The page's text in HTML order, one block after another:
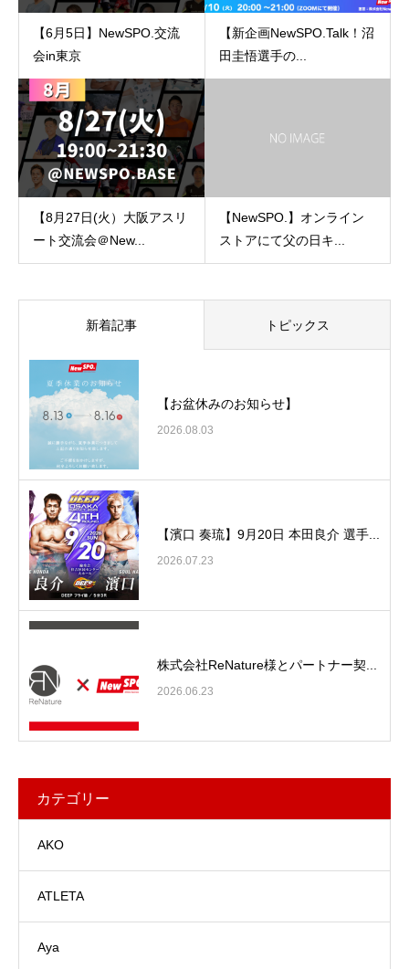
【6月5日】NewSPO.交流
会in東京
【新企画NewSPO.Talk！沼
田圭悟選手の...
【8月27日(火）大阪アスリ
ート交流会＠New...
【NewSPO.】オンライン
ストアにて父の日キ...
新着記事 トピックス
【お盆休みのお知らせ】
2026.08.03
【濱口 奏琉】9月20日 本田良介 選手...
2026.07.23
株式会社ReNature様とパートナー契...
2026.06.23
カテゴリー
AKO
ATLETA
Aya